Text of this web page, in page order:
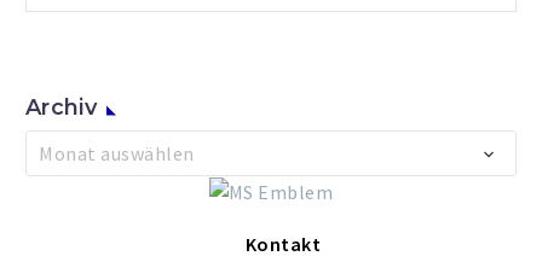
Archiv
Archiv
Monat auswählen
Kontakt